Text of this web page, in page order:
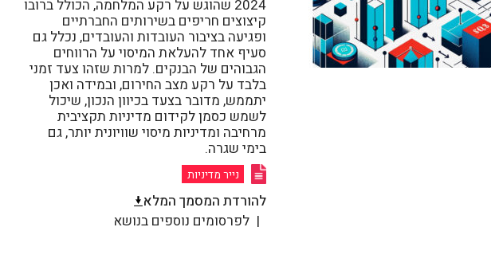
2024 שהוגש על רקע המלחמה, הכולל ברובו
קיצוצים חריפים בשירותים החברתיים
ופגיעה בציבור העובדות והעובדים, נכלל גם
סעיף אחד להעלאת המיסוי על הרווחים
הגבוהים של הבנקים. למרות שזהו צעד זמני
בלבד על רקע מצב החירום, ובמידה ואכן
יתממש, מדובר בצעד בכיוון הנכון, שיכול
לשמש כסמן לקידום מדיניות תקציבית
מרחיבה ומדיניות מיסוי שוויונית יותר, גם
בימי שגרה.
נייר מדיניות
להורדת המסמך המלא
לפרסומים נוספים בנושא